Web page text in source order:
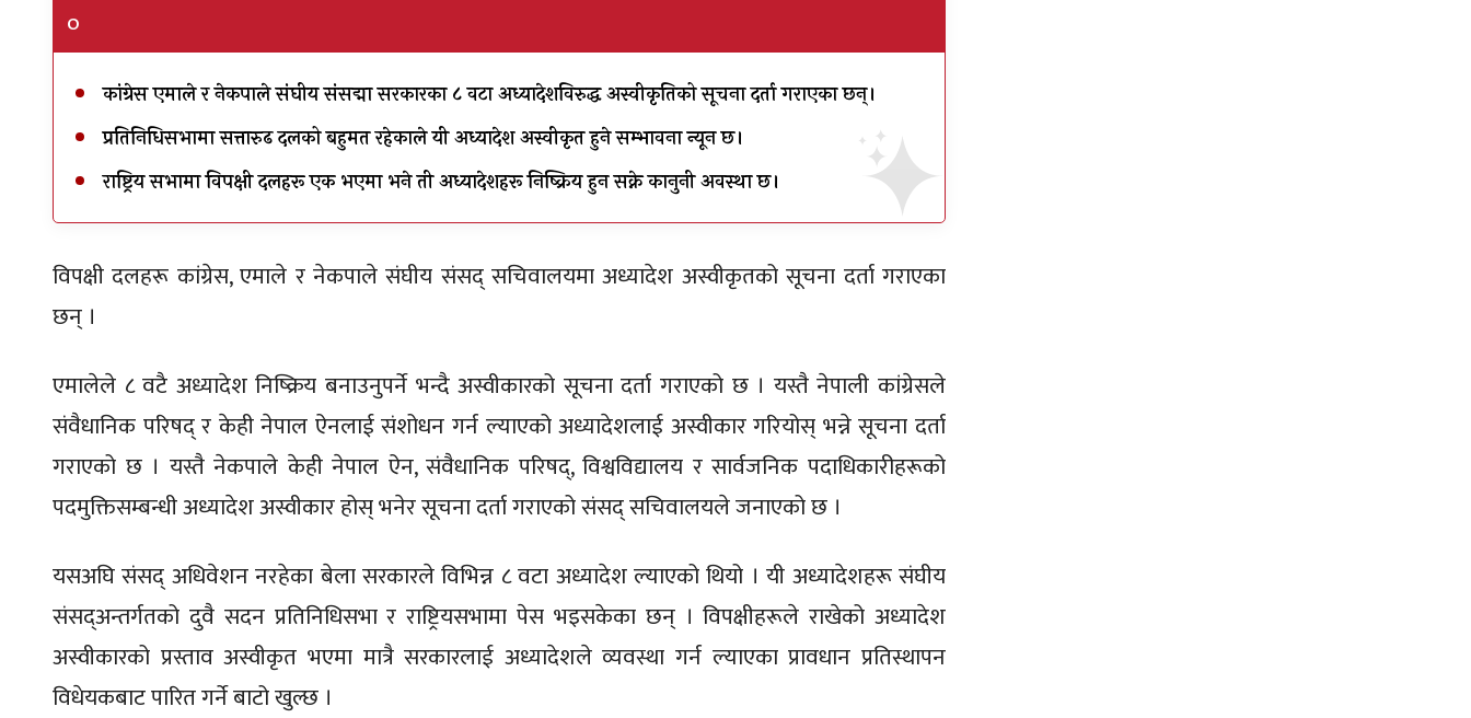
कांग्रेस एमाले र नेकपाले संघीय संसद्मा सरकारका ८ वटा अध्यादेशविरुद्ध अस्वीकृतिको सूचना दर्ता गराएका छन्।
प्रतिनिधिसभामा सत्तारुढ दलको बहुमत रहेकाले यी अध्यादेश अस्वीकृत हुने सम्भावना न्यून छ।
राष्ट्रिय सभामा विपक्षी दलहरू एक भएमा भने ती अध्यादेशहरू निष्क्रिय हुन सक्ने कानुनी अवस्था छ।
विपक्षी दलहरू कांग्रेस, एमाले र नेकपाले संघीय संसद् सचिवालयमा अध्यादेश अस्वीकृतको सूचना दर्ता गराएका
छन् ।
एमालेले ८ वटै अध्यादेश निष्क्रिय बनाउनुपर्ने भन्दै अस्वीकारको सूचना दर्ता गराएको छ । यस्तै नेपाली कांग्रेसले
संवैधानिक परिषद् र केही नेपाल ऐनलाई संशोधन गर्न ल्याएको अध्यादेशलाई अस्वीकार गरियोस् भन्ने सूचना दर्ता
गराएको छ । यस्तै नेकपाले केही नेपाल ऐन, संवैधानिक परिषद्, विश्वविद्यालय र सार्वजनिक पदाधिकारीहरूको
पदमुक्तिसम्बन्धी अध्यादेश अस्वीकार होस् भनेर सूचना दर्ता गराएको संसद् सचिवालयले जनाएको छ ।
यसअघि संसद् अधिवेशन नरहेका बेला सरकारले विभिन्न ८ वटा अध्यादेश ल्याएको थियो । यी अध्यादेशहरू संघीय
संसद्अन्तर्गतको दुवै सदन प्रतिनिधिसभा र राष्ट्रियसभामा पेस भइसकेका छन् । विपक्षीहरूले राखेको अध्यादेश
अस्वीकारको प्रस्ताव अस्वीकृत भएमा मात्रै सरकारलाई अध्यादेशले व्यवस्था गर्न ल्याएका प्रावधान प्रतिस्थापन
विधेयकबाट पारित गर्ने बाटो खुल्छ ।